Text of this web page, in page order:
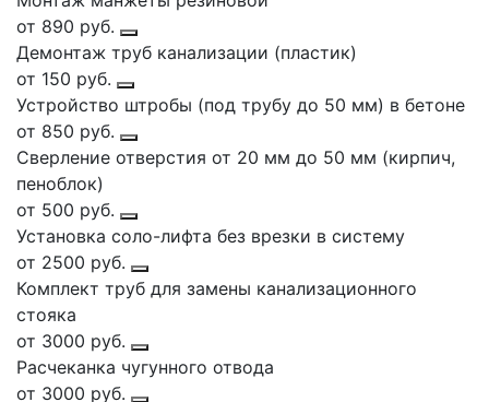
от 890 руб.
Демонтаж труб канализации (пластик)
от 150 руб.
Устройство штробы (под трубу до 50 мм) в бетоне
от 850 руб.
Сверление отверстия от 20 мм до 50 мм (кирпич,
пеноблок)
от 500 руб.
Установка соло-лифта без врезки в систему
от 2500 руб.
Комплект труб для замены канализационного
стояка
от 3000 руб.
Расчеканка чугунного отвода
от 3000 руб.